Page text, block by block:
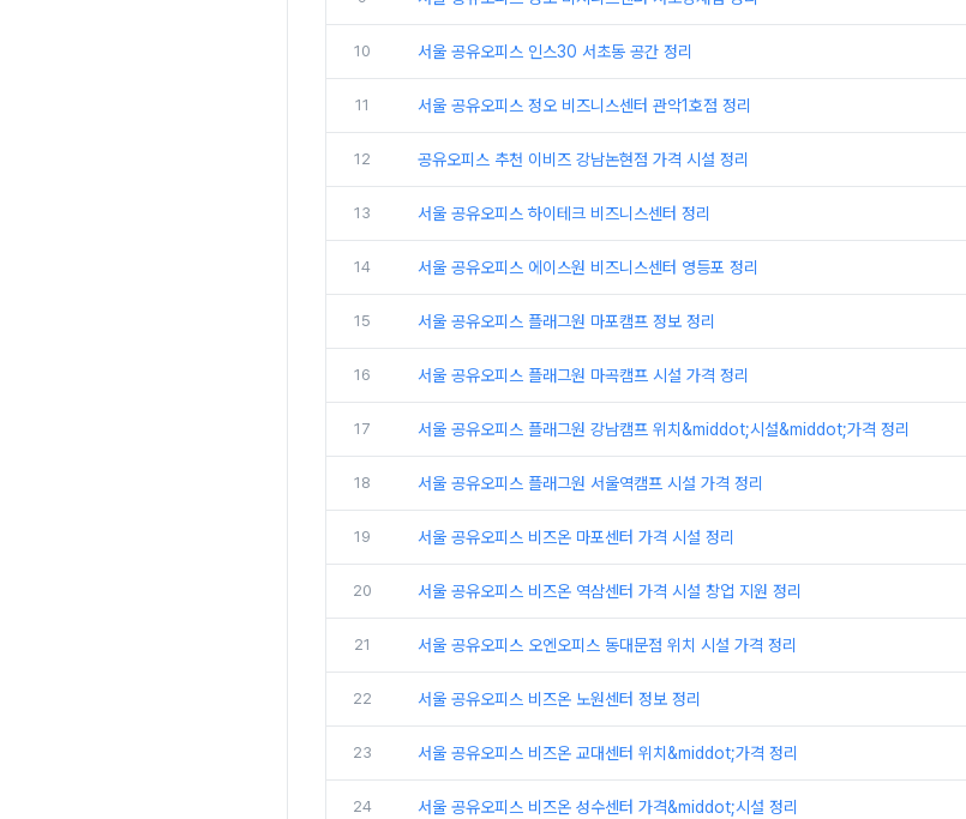
10 서울 공유오피스 인스30 서초동 공간 정리
11 서울 공유오피스 정오 비즈니스센터 관악1호점 정리
12 공유오피스 추천 이비즈 강남논현점 가격 시설 정리
13 서울 공유오피스 하이테크 비즈니스센터 정리
14 서울 공유오피스 에이스원 비즈니스센터 영등포 정리
15 서울 공유오피스 플래그원 마포캠프 정보 정리
16 서울 공유오피스 플래그원 마곡캠프 시설 가격 정리
17 서울 공유오피스 플래그원 강남캠프 위치&middot;시설&middot;가격 정리
18 서울 공유오피스 플래그원 서울역캠프 시설 가격 정리
19 서울 공유오피스 비즈온 마포센터 가격 시설 정리
20 서울 공유오피스 비즈온 역삼센터 가격 시설 창업 지원 정리
21 서울 공유오피스 오엔오피스 동대문점 위치 시설 가격 정리
22 서울 공유오피스 비즈온 노원센터 정보 정리
23 서울 공유오피스 비즈온 교대센터 위치&middot;가격 정리
24 서울 공유오피스 비즈온 성수센터 가격&middot;시설 정리